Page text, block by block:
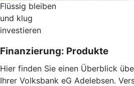
Flüssig bleiben
und klug
investieren
Finanzierung: Produkte
Hier finden Sie einen Überblick
Ihrer Volksbank eG Adelebsen.